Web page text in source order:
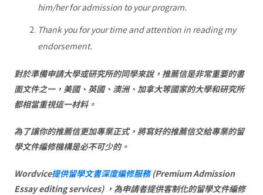
him/her for admission to your program.
Thank you for your time and attention in reading my
endorsement.
對於準備申請大學或研究所的同學來說，推薦信是非常重要的書
面文件之一，美國、英國、澳洲、加拿大等國家的大學和研究所
都相當重視這一材料。
為了讓你的推薦信更加專業正式，將寫好的推薦信交給專業的留
學文件編修機構是必不可少的。
Wordvice提供留學文書深度編修服務(Premium Admission
Essay editing services) ，為申請者提供客制化的留學文件編修